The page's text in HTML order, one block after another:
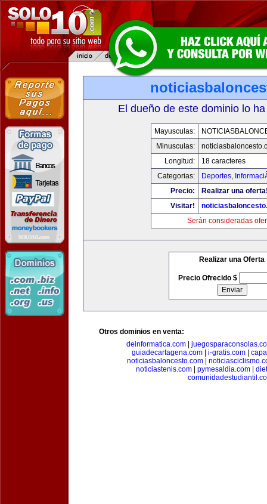
El dueño de este dominio lo
Mayusculas:
Minusculas:
Longitud:
18 caracteres
Categorias:
Deportes,
Precio:
Realizar una
Visitar!
Serán consideradas
Realizar una Oferta
Precio Ofrecido $
Otros dominios en venta:
deinformatica.com
guiadecartagena.com| i-gratis.com|
noticiasbaloncesto.com
noticiastenis.com
pymesaldia.com